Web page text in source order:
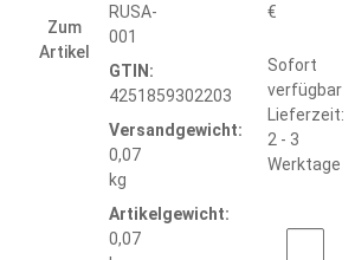
Zum
Artikel
RUSA-
001
GTIN:
4251859302203
Versandgewicht:
0,07
kg
Artikelgewicht:
0,07
€
Sofort
verfügbar
Lieferzeit:
2 - 3
Werktage